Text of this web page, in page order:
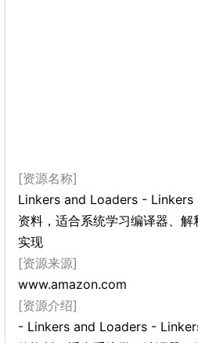
[资源名称]
Linkers and Loaders - Linkers
资料，适合系统学习编译器、
实现
[资源来源]
www.amazon.com
[资源介绍]
- Linkers and Loaders -